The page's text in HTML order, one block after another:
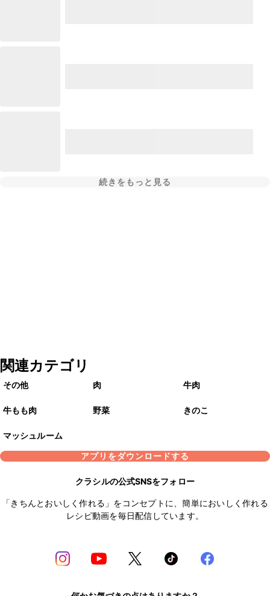
続きをもっと見る
関連カテゴリ
その他 肉 牛肉
牛もも肉 野菜 きのこ
マッシュルーム
アプリをダウンロードする
クラシルの公式SNSをフォロー
「きちんとおいしく作れる」をコンセプトに、簡単においしく作れる
レシピ動画を毎日配信しています。